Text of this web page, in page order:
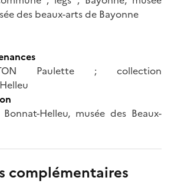
des beaux-arts de Bayonne
Paulette ; collection
Helleu, musée des Beaux-
complémentaires